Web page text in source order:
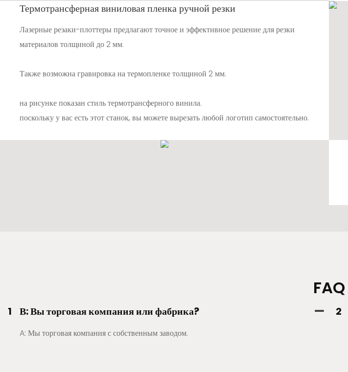
Термотрансферная виниловая пленка ручной резки
Лазерные резаки-плоттеры предлагают точное и эффективное решение для резки
материалов толщиной до 2 мм.
Также возможна гравировка на термопленке толщиной 2 мм.
на рисунке показан стиль термотрансферного винила.
поскольку у вас есть этот станок, вы можете вырезать любой логотип самостоятельно.
FAQ
1 В: Вы торговая компания или фабрика?
A: Мы торговая компания с собственным заводом.
2